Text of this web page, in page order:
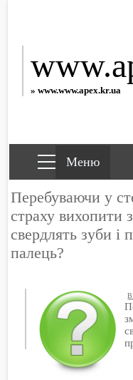
» www.www.apex.kr.ua
Перебуваючи у
страху вихопити
свердлять зуби і
палець?